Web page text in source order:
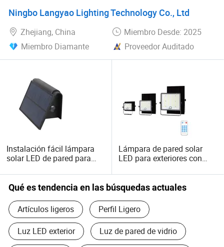
Ningbo Langyao Lighting Technology Co., Ltd
Zhejiang, China
Miembro Desde: 2025
Miembro Diamante
Proveedor Auditado
Instalación fácil lámpara
solar LED de pared para
energía
Lámpara de pared solar
LED para exteriores con
crepúsculo al amanecer,
umbral de luz diurna
ajustable
Qué es tendencia en las búsquedas actuales
Artículos ligeros Perfil Ligero
Luz LED exterior Luz de pared de vidrio